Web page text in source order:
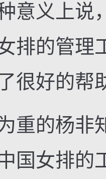
意义上说
排的管理
很好的帮
的杨非
国女排的